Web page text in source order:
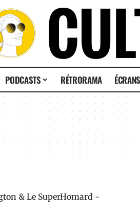
PODCASTS RÉTRORAMA ÉCRANS